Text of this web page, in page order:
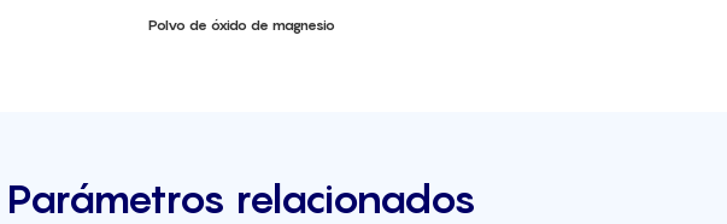
Polvo de óxido de magnesio
Parámetros relacionados